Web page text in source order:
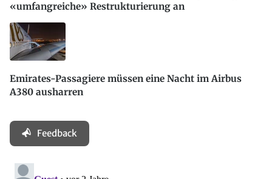
«umfangreiche» Restrukturierung an
Emirates-Passagiere müssen eine Nacht im Airbus
A380 ausharren
Feedback